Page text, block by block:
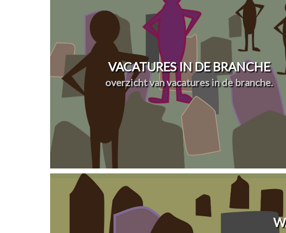
VACATURES IN DE BRANCHE
overzicht van vacatures in de branche.